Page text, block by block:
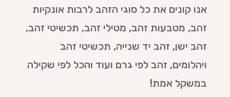
אנו קונים את כל סוגי הזהב לרבות אונקיות
זהב, מטבעות זהב, מטילי זהב, תכשיטי זהב,
זהב ישן, זהב יד שנייה, תכשיטי זהב
ויהלומים, זהב לפי גרם ועוד והכל לפי שקילה
במשקל אמת!